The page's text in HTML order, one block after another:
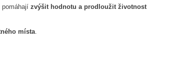
pomáhají zvýšit hodnotu a prodloužit životnost
místa.